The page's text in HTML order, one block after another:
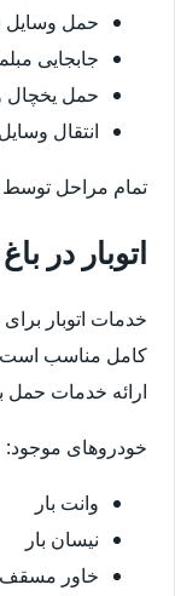
حمل وسایل
جابجایی
حمل یخچال
انتقال
تمام مراحل
اتوبار در
خدمات اتوبار
کامل مناسب است.
ارائه خدمات حمل
خودروهای موجود:
وانت بار
نیسان بار
خاور مسقف